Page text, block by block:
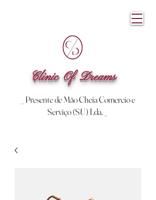
Clinic Of Dreams
_ Presente de Mão Cheia Comercio e
Serviço (SU) Lda, _